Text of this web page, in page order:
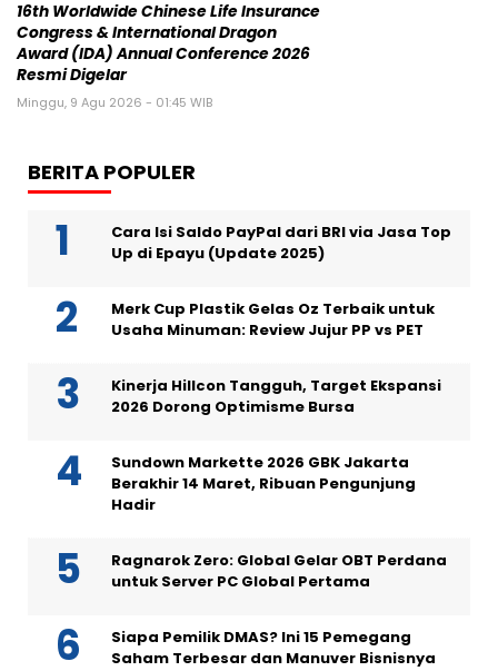
16th Worldwide Chinese Life Insurance
Congress & International Dragon
Award (IDA) Annual Conference 2026
Resmi Digelar
Minggu, 9 Agu 2026 - 01:45 WIB
BERITA POPULER
Cara Isi Saldo PayPal dari BRI via Jasa Top
Up di Epayu (Update 2025)
Merk Cup Plastik Gelas Oz Terbaik untuk
Usaha Minuman: Review Jujur PP vs PET
Kinerja Hillcon Tangguh, Target Ekspansi
2026 Dorong Optimisme Bursa
Sundown Markette 2026 GBK Jakarta
Berakhir 14 Maret, Ribuan Pengunjung
Hadir
Ragnarok Zero: Global Gelar OBT Perdana
untuk Server PC Global Pertama
Siapa Pemilik DMAS? Ini 15 Pemegang
Saham Terbesar dan Manuver Bisnisnya